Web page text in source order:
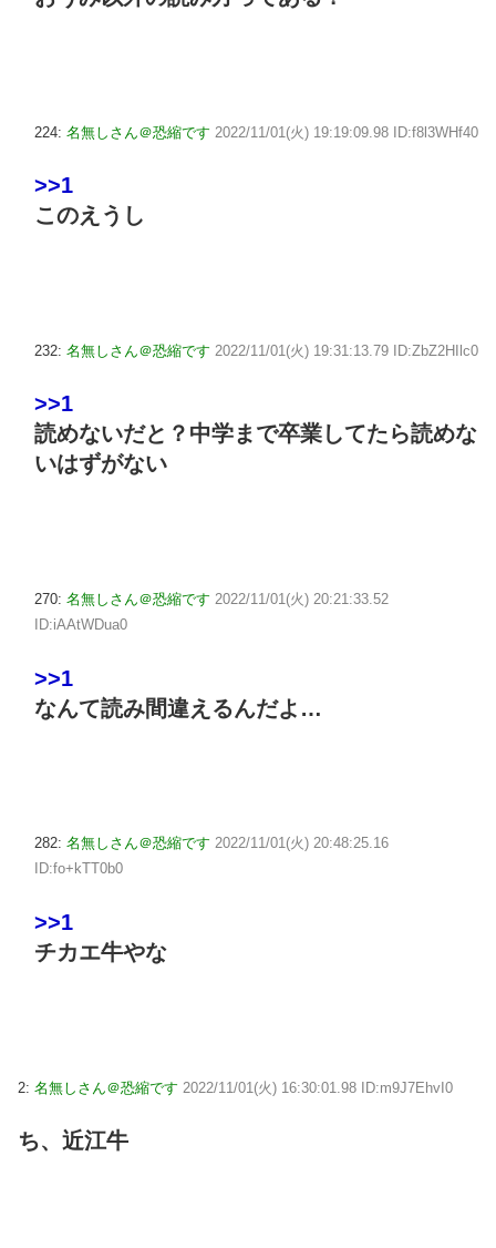
224: 名無しさん＠恐縮です 2022/11/01(火) 19:19:09.98 ID:f8l3WHf40
>>1
このえうし
232: 名無しさん＠恐縮です 2022/11/01(火) 19:31:13.79 ID:ZbZ2HIlc0
>>1
読めないだと？中学まで卒業してたら読めな
いはずがない
270: 名無しさん＠恐縮です 2022/11/01(火) 20:21:33.52
ID:iAAtWDua0
>>1
なんて読み間違えるんだよ…
282: 名無しさん＠恐縮です 2022/11/01(火) 20:48:25.16
ID:fo+kTT0b0
>>1
チカエ牛やな
2: 名無しさん＠恐縮です 2022/11/01(火) 16:30:01.98 ID:m9J7EhvI0
ち、近江牛